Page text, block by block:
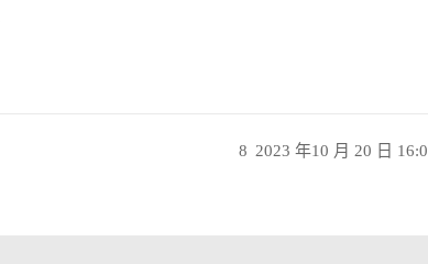
2023 年10 月 20 日
8